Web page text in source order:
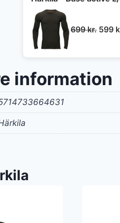
699kr. Den
699
599
information